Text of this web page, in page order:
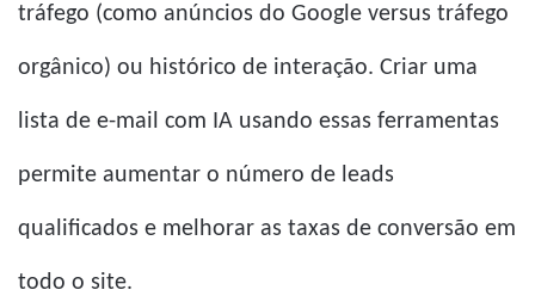
tráfego (como anúncios do Google versus tráfego
orgânico) ou histórico de interação. Criar uma
lista de e-mail com IA usando essas ferramentas
permite aumentar o número de leads
qualificados e melhorar as taxas de conversão em
todo o site.